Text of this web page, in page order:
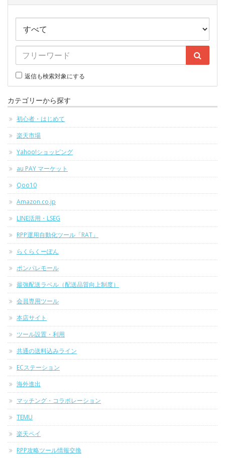
返信も検索対象にする
カテゴリーから探す
初心者・はじめて
楽天市場
Yahoo!ショッピング
au PAY マーケット
Qoo10
Amazon.co.jp
LINE活用・LSEG
RPP運用自動化ツール「RAT」
らくらくーぽん
ポンパレモール
最強配送ラベル（配送品質向上制度）
会員専用ツール
本店サイト
ツール設置・利用
共通の送料込みライン
ECステーション
海外進出
マッチング・コラボレーション
TEMU
楽天ペイ
RPP攻略ツール情報交換